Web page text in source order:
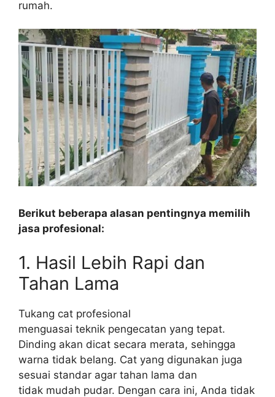
rumah.
Berikut beberapa alasan pentingnya memilih
jasa profesional:
1. Hasil Lebih Rapi dan
Tahan Lama
Tukang cat profesional
menguasai teknik pengecatan yang tepat.
Dinding akan dicat secara merata, sehingga
warna tidak belang. Cat yang digunakan juga
sesuai standar agar tahan lama dan
tidak mudah pudar. Dengan cara ini, Anda tidak